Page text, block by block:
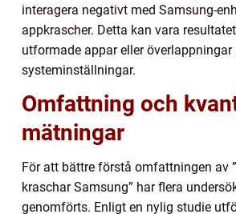
interagera negativt med Samsung-
appkrascher. Detta kan vara
utformade appar eller överlappningar
systeminställningar.
Omfattning och
mätningar
För att bättre förstå omfattningen av
kraschar Samsung” har flera
genomförts. Enligt en nylig studie